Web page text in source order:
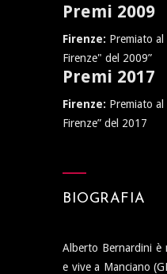
Premi 2009
Firenze: Premiato al
Firenze" del 2009”
Premi 2017
Firenze: Premiato al
Firenze” del 2017
BIOGRAFIA
Alberto Bernardini è
e vive a Manciano